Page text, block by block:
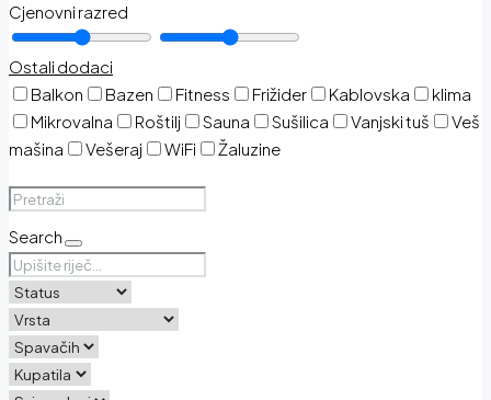
Cjenovni razred
Ostali dodaci
Balkon
Bazen Fitness Frižider Kablovska
klima
Mikrovalna
Roštilj Sauna Sušilica Vanjski tuš
Veš
mašina
Vešeraj WiFi Žaluzine
Search